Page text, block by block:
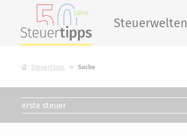
Steuerwelten
Steuertipps Suche